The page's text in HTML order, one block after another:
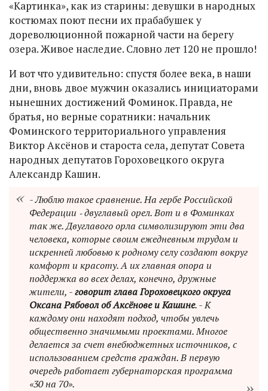
«Картинка», как из старины: девушки в народных
костюмах поют песни их прабабушек у
дореволюционной пожарной части на берегу
озера. Живое наследие. Словно лет 120 не прошло!
И вот что удивительно: спустя более века, в наши
дни, вновь двое мужчин оказались инициаторами
нынешних достижений Фоминок. Правда, не
братья, но верные соратники: начальник
Фоминского территориального управления
Виктор Аксёнов и староста села, депутат Совета
народных депутатов Гороховецкого округа
Александр Кашин.
- Люблю такое сравнение. На гербе Российской
Федерации ‑ двуглавый орел. Вот и в Фоминках
так же. Двуглавого орла символизируют эти два
человека, которые своим ежедневным трудом и
искренней любовью к родному селу создают вокруг
комфорт и красоту. А их главная опора и
поддержка во всех делах, конечно, дружные
жители, -говорит глава Гороховецкого округа
Оксана Рябовол об Аксёнове и Кашине. - К
каждому они находят подход, чтобы увлечь
общественно значимыми проектами. Многое
делается за счет внебюджетных источников, с
использованием средств граждан. В первую
очередь работает губернаторская программа
«30 на 70».